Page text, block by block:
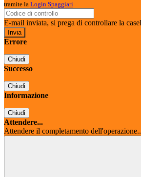
tramite la Login Spaggiari
E-mail inviata, si prega di controllare la
Errore
Chiudi
Successo
Chiudi
Informazione
Chiudi
Attendere...
Attendere il completamento